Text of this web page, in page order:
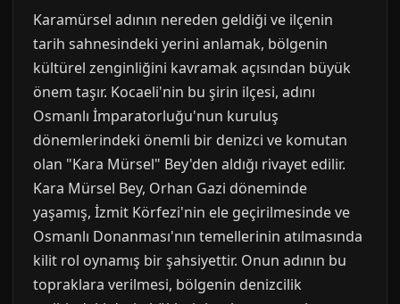
Karamürsel adının nereden geldiği ve ilçenin
tarih sahnesindeki yerini anlamak, bölgenin
kültürel zenginliğini kavramak açısından büyük
önem taşır. Kocaeli'nin bu şirin ilçesi, adını
Osmanlı İmparatorluğu'nun kuruluş
dönemlerindeki önemli bir denizci ve komutan
olan "Kara Mürsel" Bey'den aldığı rivayet edilir.
Kara Mürsel Bey, Orhan Gazi döneminde
yaşamış, İzmit Körfezi'nin ele geçirilmesinde ve
Osmanlı Donanması'nın temellerinin atılmasında
kilit rol oynamış bir şahsiyettir. Onun adının bu
topraklara verilmesi, bölgenin denizcilik